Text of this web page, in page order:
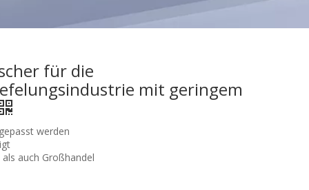
für die
mit geringem
werden
auch Großhandel